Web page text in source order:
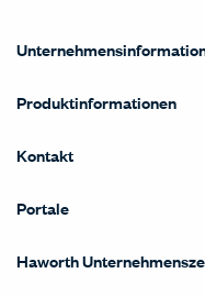
Produktinformationen
Kontakt
Portale
Haworth